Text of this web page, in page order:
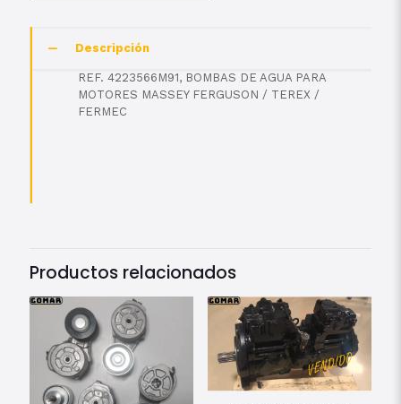
Descripción
REF. 4223566M91, BOMBAS DE AGUA PARA
MOTORES MASSEY FERGUSON / TEREX /
FERMEC
Productos relacionados